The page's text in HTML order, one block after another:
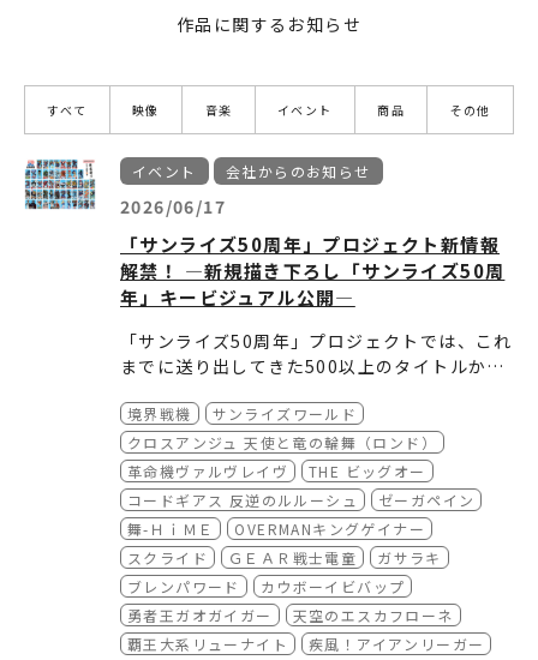
作品に関するお知らせ
すべて 映像 音楽 イベント 商品 その他
イベント 会社からのお知らせ
2026/06/17
「サンライズ50周年」プロジェクト新情報
解禁！ ―新規描き下ろし「サンライズ50周
年」キービジュアル公開―
「サンライズ50周年」プロジェクトでは、これ
までに送り出してきた500以上のタイトルか
をピックアップし、新規描き下ろしビジュアル
を50点制作いたしました！
く活用するとともに、商品展開などを通じ、よ
り多くのファンの皆様にお楽しみいただける機
会を創出してまいります。
境界戦機
サンライズワールド
クロスアンジュ 天使と竜の輪舞（ロンド）
革命機ヴァルヴレイヴ
THE ビッグオー
コードギアス 反逆のルルーシュ
ゼーガペイン
舞-ＨｉＭＥ
OVERMANキングゲイナー
スクライド
ＧＥＡＲ戦士電童
ガサラキ
ブレンパワード
カウボーイビバップ
勇者王ガオガイガー
天空のエスカフローネ
覇王大系リューナイト
疾風！アイアンリーガー